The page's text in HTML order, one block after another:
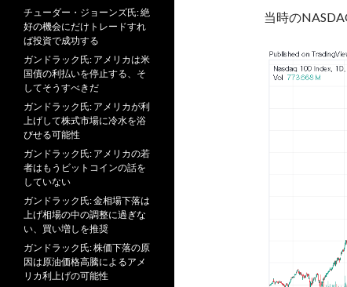
当時の
チューダー・ジョーンズ氏: 絶
好の機会にだけトレードすれ
ば投資で成功する
ガンドラック氏: アメリカは米
国債の利払いを停止する、そ
してそうすべきだ
ガンドラック氏: アメリカが利
上げして株式市場に冷水を浴
びせる可能性
ガンドラック氏: アメリカの若
者はもうビットコインの話を
していない
ガンドラック氏: 金相場下落は
上げ相場の中の調整に過ぎな
い、買い増しを推奨
ガンドラック氏: 株価下落の原
因は原油価格高騰によるアメ
リカ利上げの可能性